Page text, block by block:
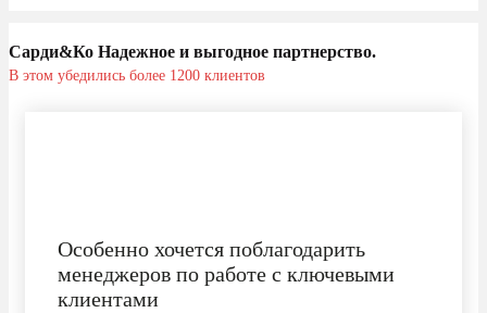
Сарди&Ко Надежное и выгодное партнерство.
В этом убедились более 1200 клиентов
Особенно хочется поблагодарить
менеджеров по работе с ключевыми
клиентами